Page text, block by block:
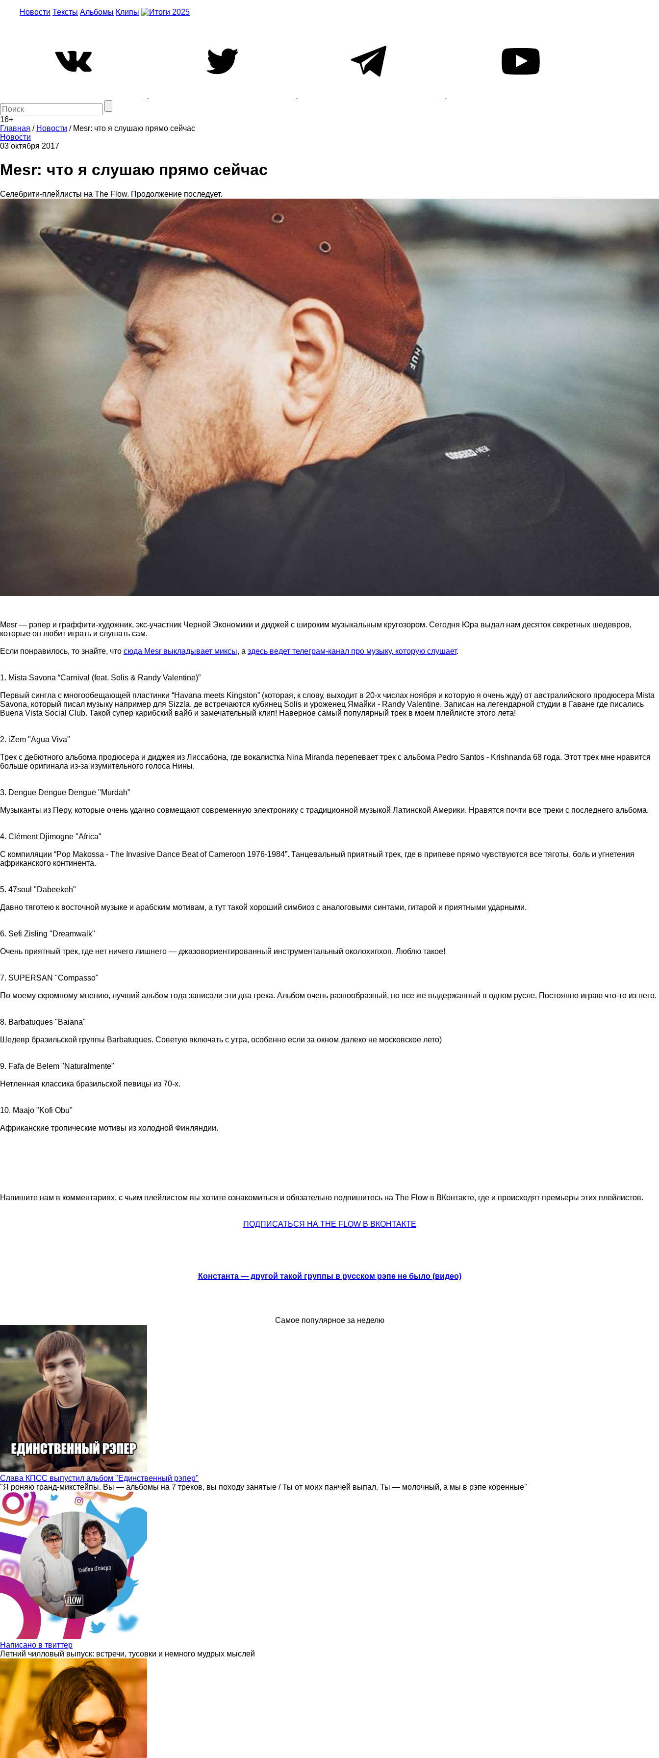
Новости Тексты Альбомы Клипы
16+
Главная / Новости / Mesr: что я слушаю прямо сейчас
Новости
03 октября 2017
Mesr: что я слушаю прямо сейчас
Селебрити-плейлисты на The Flow. Продолжение последует.
Mesr — рэпер и граффити-художник, экс-участник Черной Экономики и диджей с широким музыкальным кругозором. Сегодня Юра выдал нам десяток секретных шедевров,
которые он любит играть и слушать сам.
Если понравилось, то знайте, что сюда Mesr выкладывает миксы, а здесь ведет телеграм-канал про музыку, которую слушает.
1. Mista Savona “Carnival (feat. Solis & Randy Valentine)”
Первый сингла с многообещающей пластинки “Havana meets Kingston” (которая, к слову, выходит в 20-х числах ноября и которую я очень жду) от австралийского продюсера Mista
Savona, который писал музыку например для Sizzla. де встречаются кубинец Solis и уроженец Ямайки - Randy Valentine. Записан на легендарной студии в Гаване где писались
Buena Vista Social Club. Такой супер карибский вайб и замечательный клип! Наверное самый популярный трек в моем плейлисте этого лета!
2. iZem "Agua Viva"
Трек с дебютного альбома продюсера и диджея из Лиссабона, где вокалистка Nina Miranda перепевает трек с альбома Pedro Santos - Krishnanda 68 года. Этот трек мне нравится
больше оригинала из-за изумительного голоса Нины.
3. Dengue Dengue Dengue "Murdah"
Музыканты из Перу, которые очень удачно совмещают современную электронику с традиционной музыкой Латинской Америки. Нравятся почти все треки с последнего альбома.
4. Clément Djimogne "Africa"
С компиляции “Pop Makossa - The Invasive Dance Beat of Cameroon 1976-1984”. Танцевальный приятный трек, где в припеве прямо чувствуются все тяготы, боль и угнетения
африканского континента.
5. 47soul "Dabeekeh"
Давно тяготею к восточной музыке и арабским мотивам, а тут такой хороший симбиоз с аналоговыми синтами, гитарой и приятными ударными.
6. Sefi Zisling "Dreamwalk"
Очень приятный трек, где нет ничего лишнего — джазовориентированный инструментальный околохипхоп. Люблю такое!
7. SUPERSAN "Compasso"
По моему скромному мнению, лучший альбом года записали эти два грека. Альбом очень разнообразный, но все же выдержанный в одном русле. Постоянно играю что-то из него.
8. Barbatuques "Baiana"
Шедевр бразильской группы Barbatuques. Советую включать с утра, особенно если за окном далеко не московское лето)
9. Fafa de Belem "Naturalmente"
Нетленная классика бразильской певицы из 70-х.
10. Maajo "Kofi Obu"
Африканские тропические мотивы из холодной Финляндии.
Напишите нам в комментариях, с чьим плейлистом вы хотите ознакомиться и обязательно подпишитесь на The Flow в ВКонтакте, где и происходят премьеры этих плейлистов.
ПОДПИСАТЬСЯ НА THE FLOW В ВКОНТАКТЕ
Константа — другой такой группы в русском рэпе не было (видео)
Самое популярное за неделю
Слава КПСС выпустил альбом "Единственный рэпер"
"Я роняю гранд-микстейпы. Вы — альбомы на 7 треков, вы походу занятые / Ты от моих панчей выпал. Ты — молочный, а мы в рэпе коренные"
Написано в твиттер
Летний чилловый выпуск: встречи, тусовки и немного мудрых мыслей